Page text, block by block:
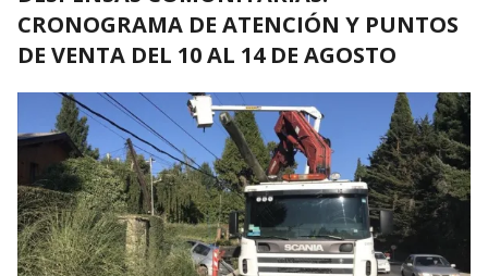
CRONOGRAMA DE ATENCIÓN Y PUNTOS
DE VENTA DEL 10 AL 14 DE AGOSTO